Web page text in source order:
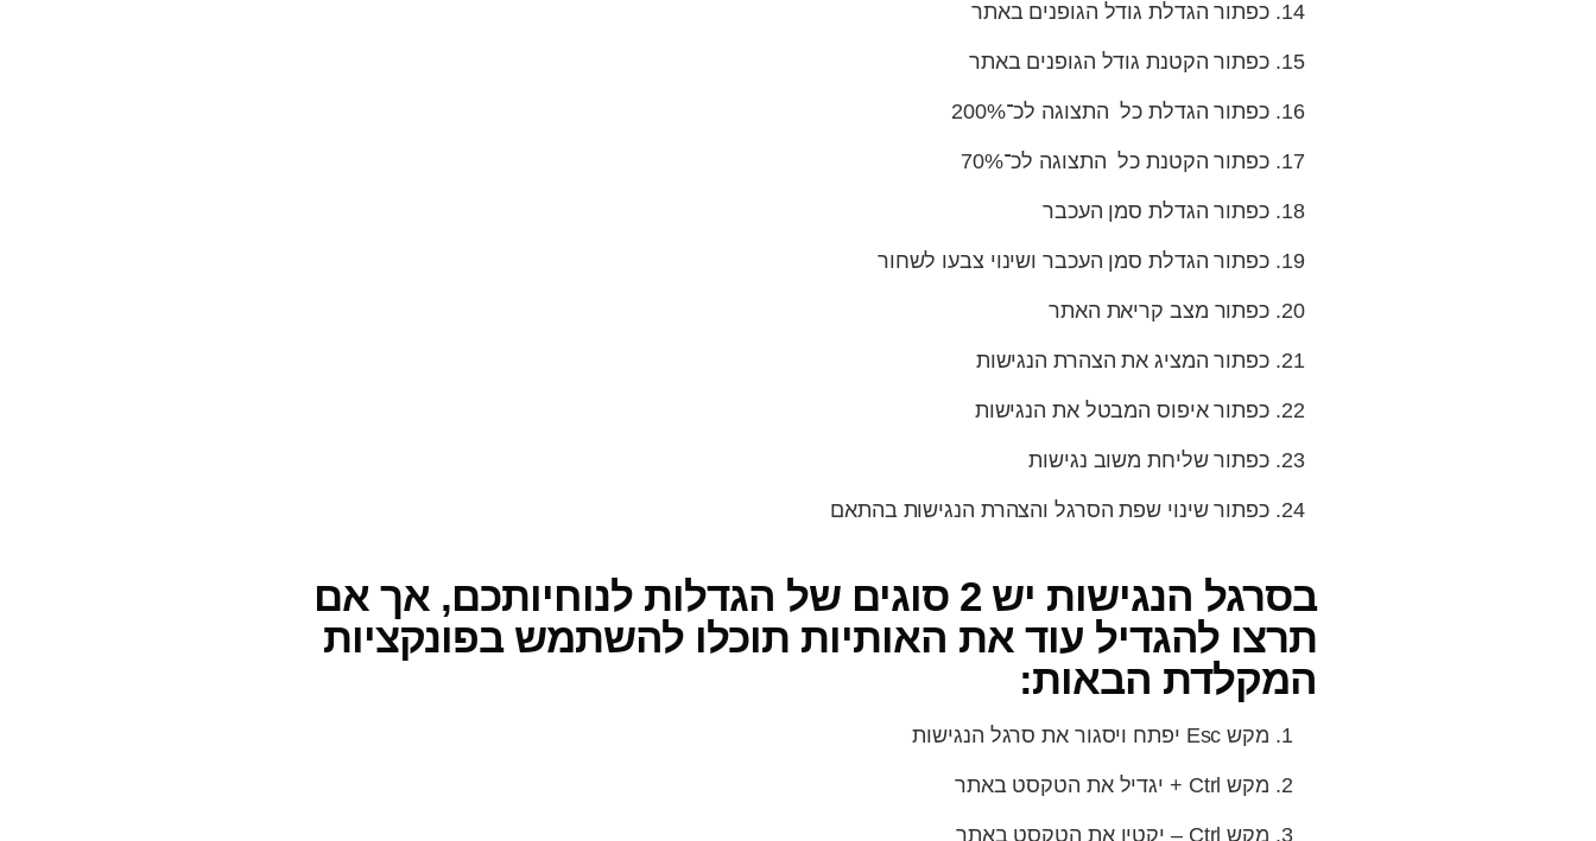
כפתור הגדלת גודל הגופנים באתר
כפתור הקטנת גודל הגופנים באתר
כפתור הגדלת כל התצוגה לכ־200%
כפתור הקטנת כל התצוגה לכ־70%
כפתור הגדלת סמן העכבר
כפתור הגדלת סמן העכבר ושינוי צבעו לשחור
כפתור מצב קריאת האתר
כפתור המציג את הצהרת הנגישות
כפתור איפוס המבטל את הנגישות
כפתור שליחת משוב נגישות
כפתור שינוי שפת הסרגל והצהרת הנגישות בהתאם
בסרגל הנגישות יש 2 סוגים של הגדלות לנוחיותכם, אך אם
תרצו להגדיל עוד את האותיות תוכלו להשתמש בפונקציות
המקלדת הבאות:
מקש Esc יפתח ויסגור את סרגל הנגישות
מקש Ctrl + יגדיל את הטקסט באתר
מקש Ctrl – יקטין את הטקסט באתר